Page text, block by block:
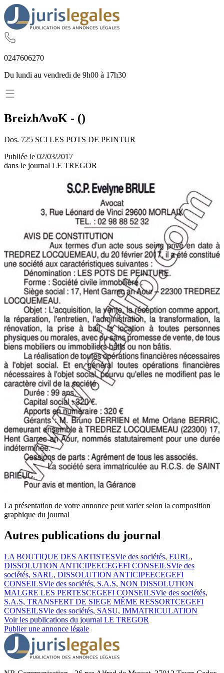
0247606270
Du lundi au vendredi de 9h00 à 17h30
BreizhAvoK - ()
Dos. 725 SCI LES POTS DE PEINTUR
Publiée le 02/03/2017
dans le journal LE TREGOR
La présentation de votre annonce peut varier selon la composition
graphique du journal
Autres publications du journal
LA BOUTIQUE DES ARTISTESVie des sociétés, EURL,
DISSOLUTION ANTICIPEECEGEFI CONSEILSVie des
sociétés, SARL, DISSOLUTION ANTICIPEECEGEFI
CONSEILSVie des sociétés, S.A.S, NON DISSOLUTION
MALGRE LES PERTESCEGEFI CONSEILSVie des sociétés,
S.A.S, TRANSFERT DE SIEGE MÊME RESSORTCEGEFI
CONSEILSVie des sociétés, SASU, IMMATRICULATION
Voir les publications du journal LE TREGOR
Publier une annonce légale